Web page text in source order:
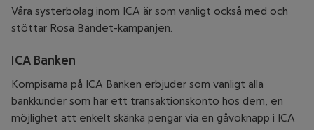
Våra systerbolag inom ICA är som vanligt också med och
stöttar Rosa Bandet-kampanjen.
ICA Banken
Kompisarna på ICA Banken erbjuder som vanligt alla
bankkunder som har ett transaktionskonto hos dem, en
möjlighet att enkelt skänka pengar via en gåvoknapp i ICA